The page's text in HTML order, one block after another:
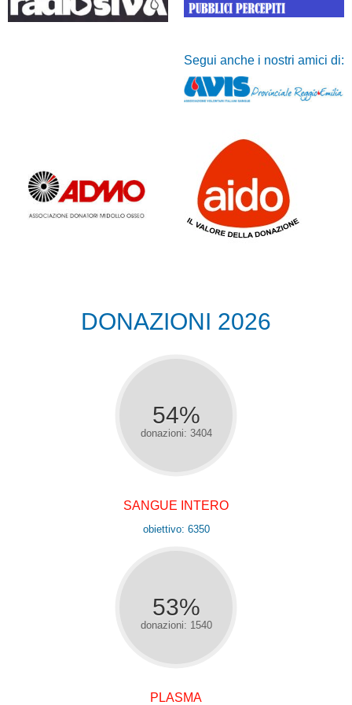
Segui anche i nostri amici di:
DONAZIONI 2026
54%
donazioni: 3404
SANGUE INTERO
obiettivo: 6350
53%
donazioni: 1540
PLASMA